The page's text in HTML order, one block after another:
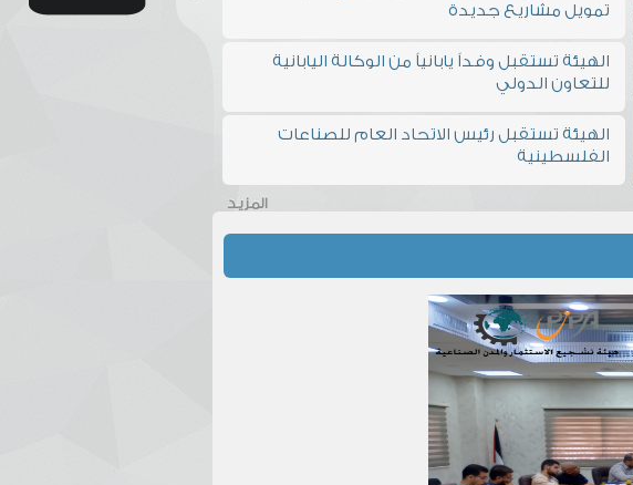
تمويل مشاريع جديدة
الهيئة تستقبل وفداً يابانياً من الوكالة اليابانية
للتعاون الدولي
الهيئة تستقبل رئيس الاتحاد العام للصناعات
الفلسطينية
المزيد